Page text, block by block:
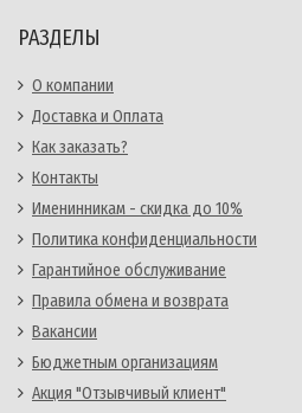
РАЗДЕЛЫ
О компании
Доставка и Оплата
Как заказать?
Контакты
Именинникам - скидка до 10%
Политика конфиденциальности
Гарантийное обслуживание
Правила обмена и возврата
Вакансии
Бюджетным организациям
Акция "Отзывчивый клиент"